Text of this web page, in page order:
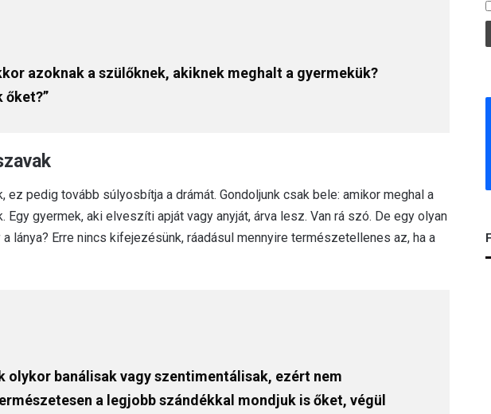
azoknak a szülőknek, akiknek meghalt a gyermekük?
őket?”
ez pedig tovább súlyosbítja a drámát. Gondoljunk csak bele: amikor meghal a
Egy gyermek, aki elveszíti apját vagy anyját, árva lesz. Van rá szó. De egy olyan
lánya? Erre nincs kifejezésünk, ráadásul mennyire természetellenes az, ha a
olykor banálisak vagy szentimentálisak, ezért nem
a legjobb szándékkal mondjuk is őket, végül